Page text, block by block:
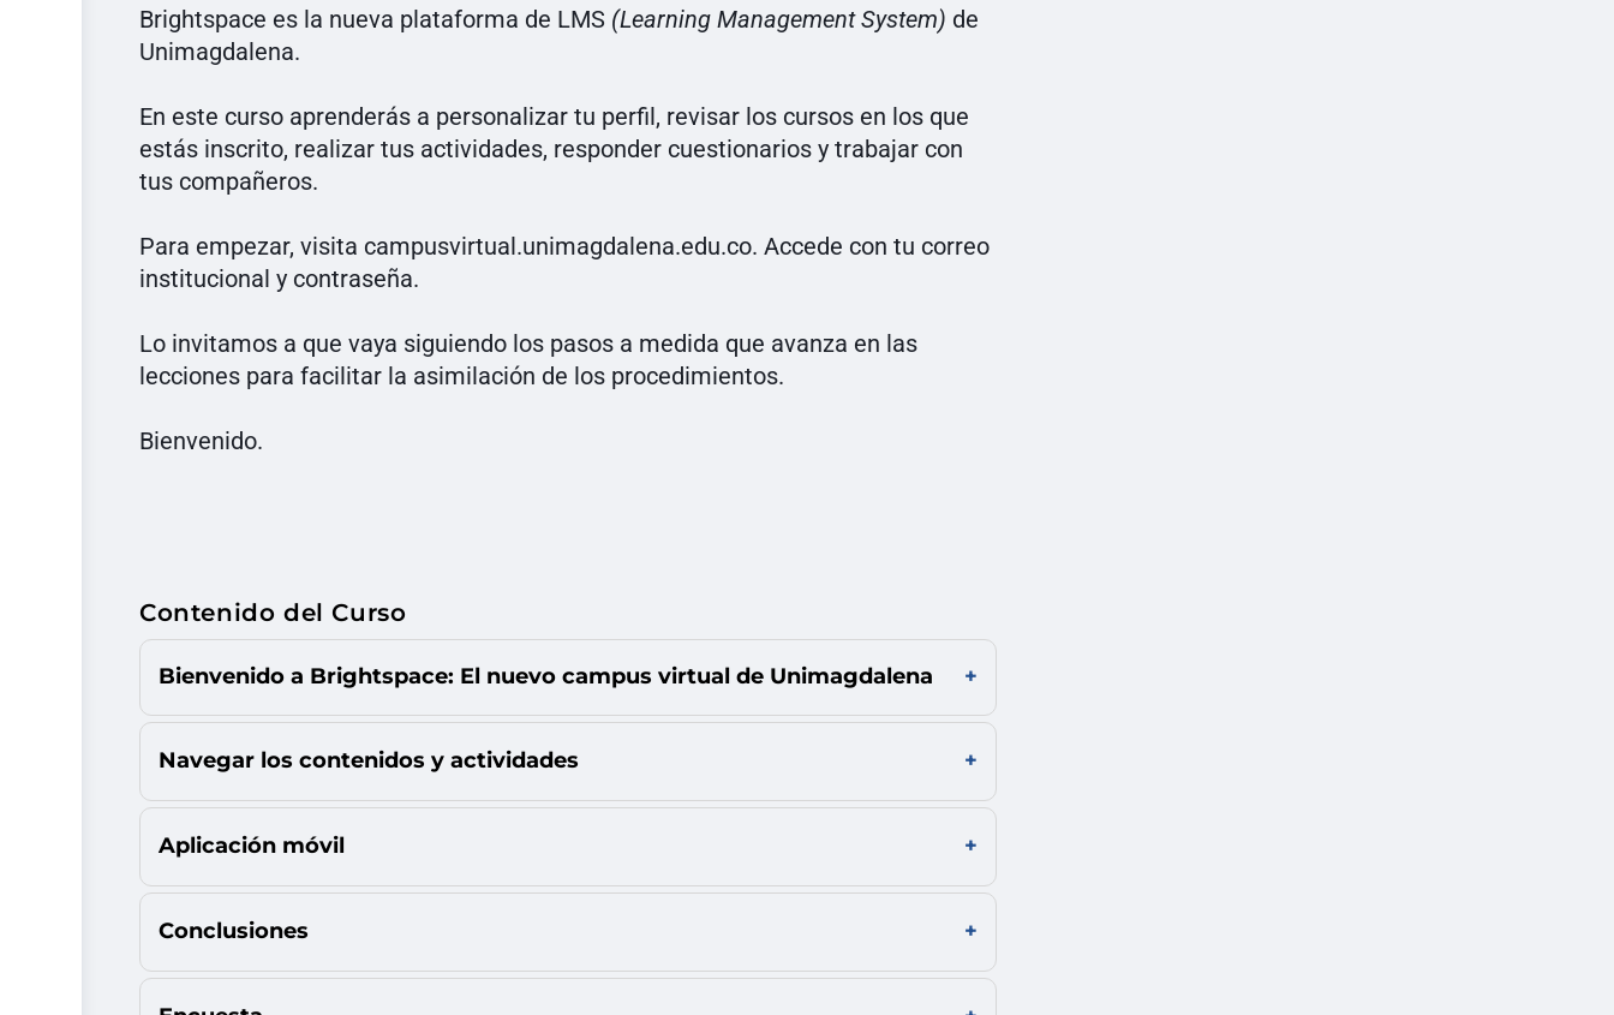
Brightspace es la nueva plataforma de LMS (Learning Management System) de
Unimagdalena.
En este curso aprenderás a personalizar tu perfil, revisar los cursos en los que
estás inscrito, realizar tus actividades, responder cuestionarios y trabajar con
tus compañeros.
Para empezar, visita campusvirtual.unimagdalena.edu.co. Accede con tu correo
institucional y contraseña.
Lo invitamos a que vaya siguiendo los pasos a medida que avanza en las
lecciones para facilitar la asimilación de los procedimientos.
Bienvenido.
Contenido del Curso
Bienvenido a Brightspace: El nuevo campus virtual de Unimagdalena
Navegar los contenidos y actividades
Aplicación móvil
Conclusiones